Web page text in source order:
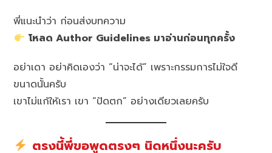
พี่แนะนำว่า ก่อนส่งบทความ
โหลด Author Guidelines มาอ่านก่อนทุกครั้ง
อย่าเดา อย่าคิดเองว่า “น่าจะได้” เพราะกรรมการไม่ใจดี
ขนาดนั้นครับ
เขาไม่แก้ให้เรา เขา “ปัดตก” อย่างเดียวเลยครับ
ตรงนี้พี่ขอพูดตรงๆ นิดหนึ่งนะครับ